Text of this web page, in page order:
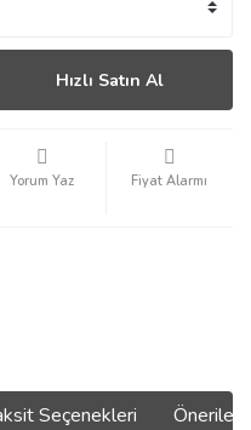
Hızlı Satın Al
Yorum Yaz Fiyat Alarmı
Seçenekleri